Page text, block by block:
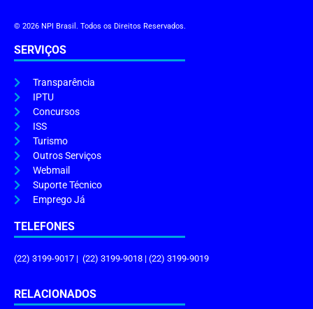
© 2026 NPI Brasil. Todos os Direitos Reservados.
SERVIÇOS
Transparência
IPTU
Concursos
ISS
Turismo
Outros Serviços
Webmail
Suporte Técnico
Emprego Já
TELEFONES
(22) 3199-9017 | (22) 3199-9018 | (22) 3199-9019
RELACIONADOS